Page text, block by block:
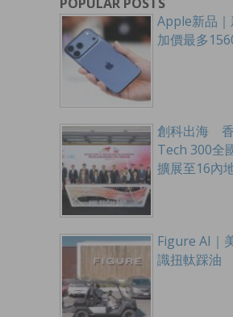
Apple新品
加價最多
創科出海
Tech 300全
擴展至16內
Figure AI｜
識扭軚踩油